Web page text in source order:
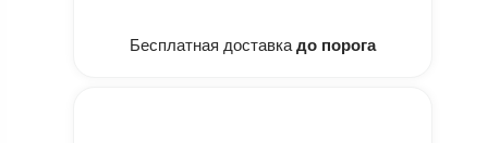
Бесплатная доставка до порога